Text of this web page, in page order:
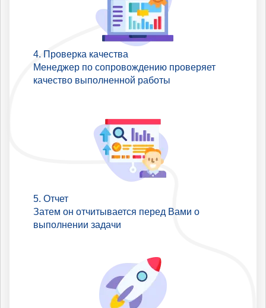
Проверка качества
Менеджер по сопровождению проверяет
качество выполненной работы
Отчет
Затем он отчитывается перед Вами о
выполнении задачи